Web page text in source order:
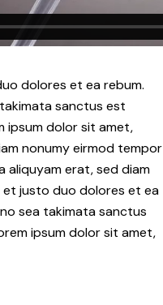
dolores et ea rebum.
sanctus est
ipsum dolor sit amet,
nonumy eirmod tempor
aliquyam erat, sed diam
justo duo dolores et ea
sea takimata sanctus
ipsum dolor sit amet,